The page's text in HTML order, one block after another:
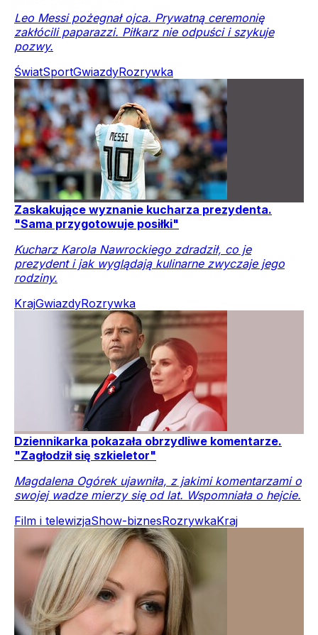
Leo Messi pożegnał ojca. Prywatną ceremonię
zakłócili paparazzi. Piłkarz nie odpuści i szykuje
pozwy.
ŚwiatSportGwiazdyRozrywka
Zaskakujące wyznanie kucharza prezydenta.
"Sama przygotowuje posiłki"
Kucharz Karola Nawrockiego zdradził, co je
prezydent i jak wyglądają kulinarne zwyczaje jego
rodziny.
KrajGwiazdyRozrywka
Dziennikarka pokazała obrzydliwe komentarze.
"Zagłodził się szkieletor"
Magdalena Ogórek ujawniła, z jakimi komentarzami o
swojej wadze mierzy się od lat. Wspomniała o hejcie.
Film i telewizjaShow-biznesRozrywkaKraj